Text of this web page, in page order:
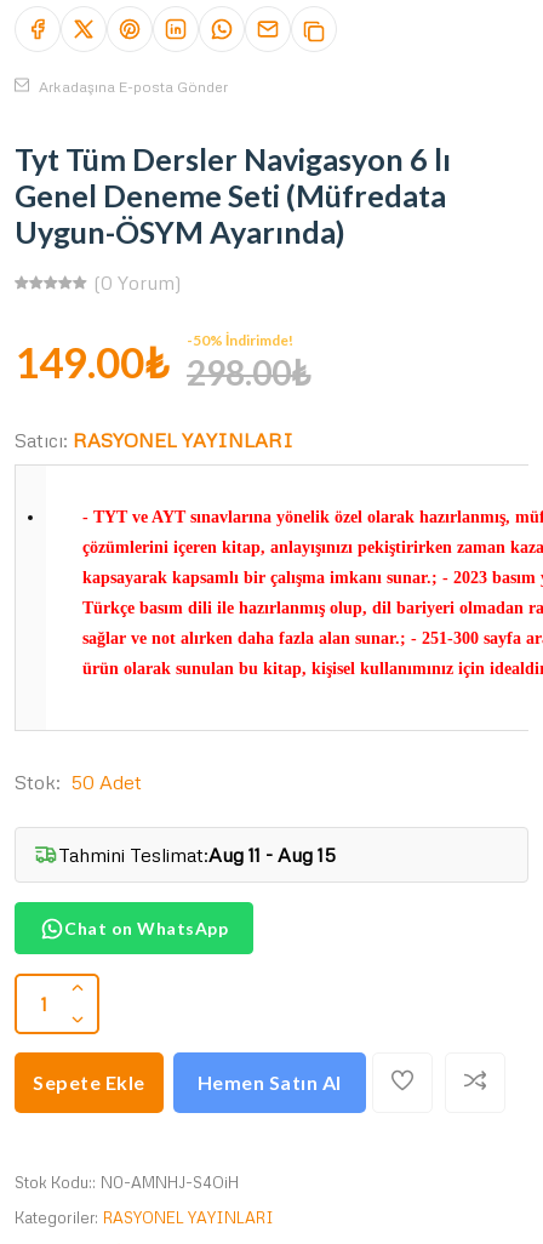
Arkadaşına E-posta Gönder
Tyt Tüm Dersler Navigasyon 6 lı
Genel Deneme Seti (Müfredata
Uygun-ÖSYM Ayarında)
(0 Yorum)
149.00₺ -50% İndirimde!
298.00₺
Satıcı: RASYONEL YAYINLARI
- TYT ve AYT sınavlarına yönelik özel olarak hazırlanmış,
çözümlerini içeren kitap, anlayışınızı pekiştirirken zaman
kapsayarak kapsamlı bir çalışma imkanı sunar.; - 2023
Türkçe basım dili ile hazırlanmış olup, dil bariyeri olmadan
sağlar ve not alırken daha fazla alan sunar.; - 251-300 sayfa
ürün olarak sunulan bu kitap, kişisel kullanımınız için
Stok: 50 Adet
Tahmini Teslimat:Aug 11 - Aug 15
Chat on WhatsApp
Sepete Ekle Hemen Satın Al
Stok Kodu:: N0-AMNHJ-S4OiH
Kategoriler: RASYONEL YAYINLARI